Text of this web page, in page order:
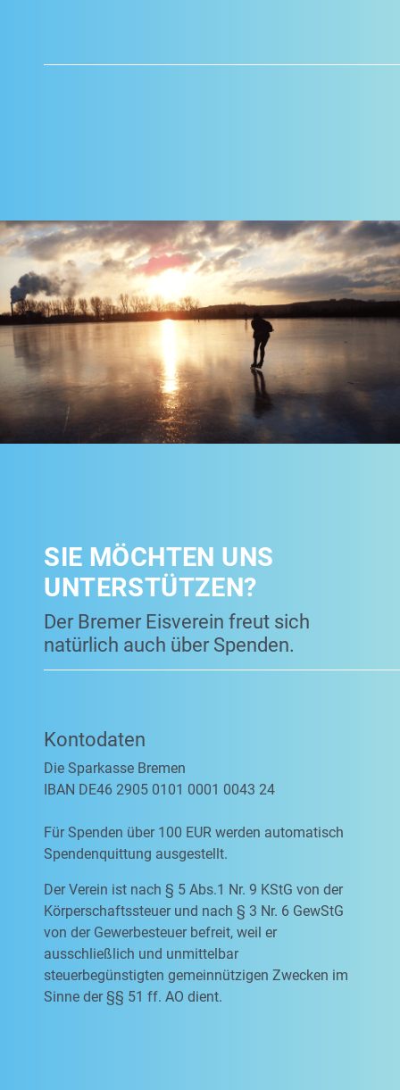
SIE MÖCHTEN UNS
UNTERSTÜTZEN?
Der Bremer Eisverein freut sich
natürlich auch über Spenden.
Kontodaten
Die Sparkasse Bremen
IBAN DE46 2905 0101 0001 0043 24
Für Spenden über 100 EUR werden automatisch
Spendenquittung ausgestellt.
Der Verein ist nach § 5 Abs.1 Nr. 9 KStG von der
Körperschaftssteuer und nach § 3 Nr. 6 GewStG
von der Gewerbesteuer befreit, weil er
ausschließlich und unmittelbar
steuerbegünstigten gemeinnützigen Zwecken im
Sinne der §§ 51 ff. AO dient.